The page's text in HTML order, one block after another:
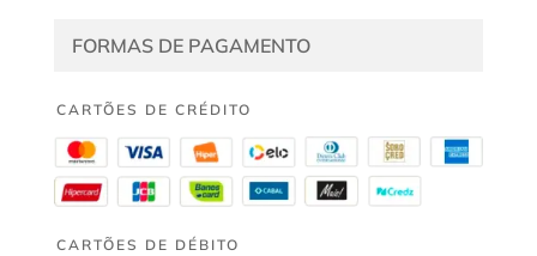
FORMAS DE PAGAMENTO
CARTÕES DE CRÉDITO
CARTÕES DE DÉBITO